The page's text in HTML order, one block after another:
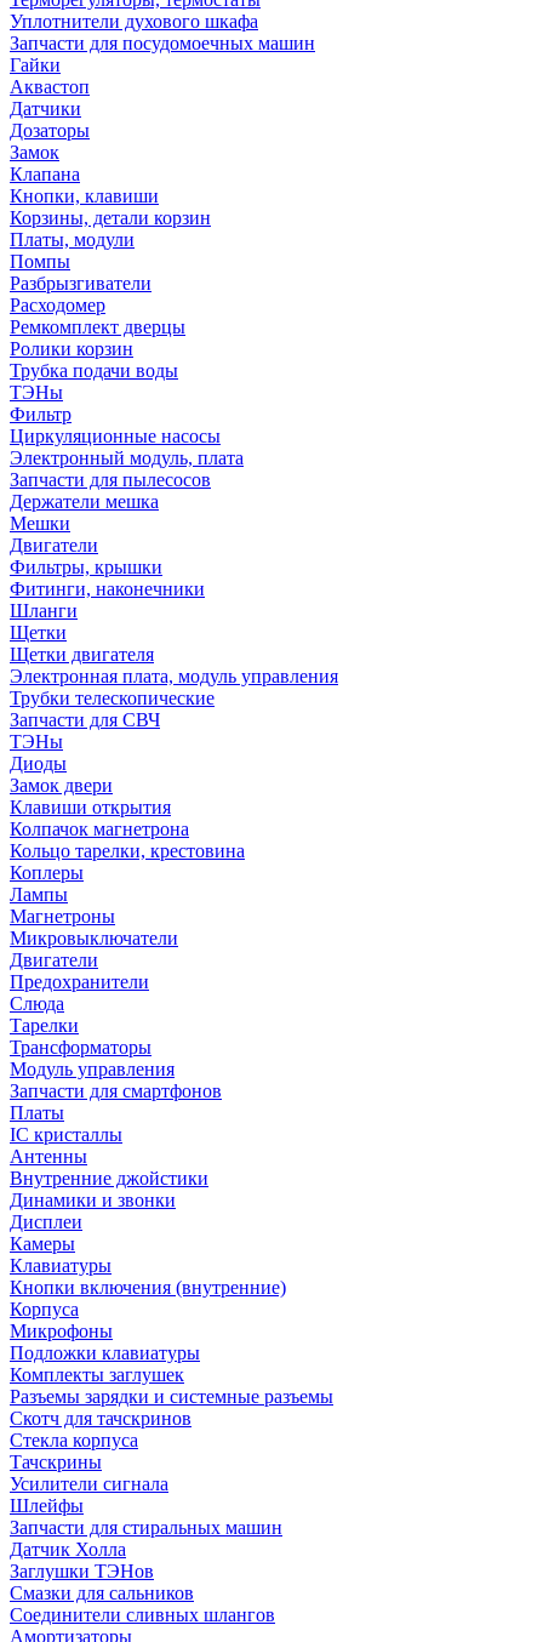
Уплотнители духового шкафа
Запчасти для посудомоечных машин
Гайки
Аквастоп
Датчики
Дозаторы
Замок
Клапана
Кнопки, клавиши
Корзины, детали корзин
Платы, модули
Помпы
Разбрызгиватели
Расходомер
Ремкомплект дверцы
Ролики корзин
Трубка подачи воды
ТЭНы
Фильтр
Циркуляционные насосы
Электронный модуль, плата
Запчасти для пылесосов
Держатели мешка
Мешки
Двигатели
Фильтры, крышки
Фитинги, наконечники
Шланги
Щетки
Щетки двигателя
Электронная плата, модуль управления
Трубки телескопические
Запчасти для СВЧ
ТЭНы
Диоды
Замок двери
Клавиши открытия
Колпачок магнетрона
Кольцо тарелки, крестовина
Коплеры
Лампы
Магнетроны
Микровыключатели
Двигатели
Предохранители
Слюда
Тарелки
Трансформаторы
Модуль управления
Запчасти для смартфонов
Платы
IC кристаллы
Антенны
Внутренние джойстики
Динамики и звонки
Дисплеи
Камеры
Клавиатуры
Кнопки включения (внутренние)
Корпуса
Микрофоны
Подложки клавиатуры
Комплекты заглушек
Разъемы зарядки и системные разъемы
Скотч для тачскринов
Стекла корпуса
Тачскрины
Усилители сигнала
Шлейфы
Запчасти для стиральных машин
Датчик Холла
Заглушки ТЭНов
Смазки для сальников
Соединители сливных шлангов
Амортизаторы